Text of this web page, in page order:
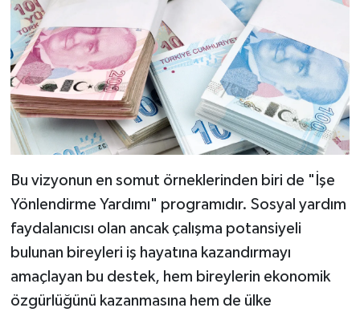
Bu vizyonun en somut örneklerinden biri de "İşe
Yönlendirme Yardımı" programıdır. Sosyal yardım
faydalanıcısı olan ancak çalışma potansiyeli
bulunan bireyleri iş hayatına kazandırmayı
amaçlayan bu destek, hem bireylerin ekonomik
özgürlüğünü kazanmasına hem de ülke